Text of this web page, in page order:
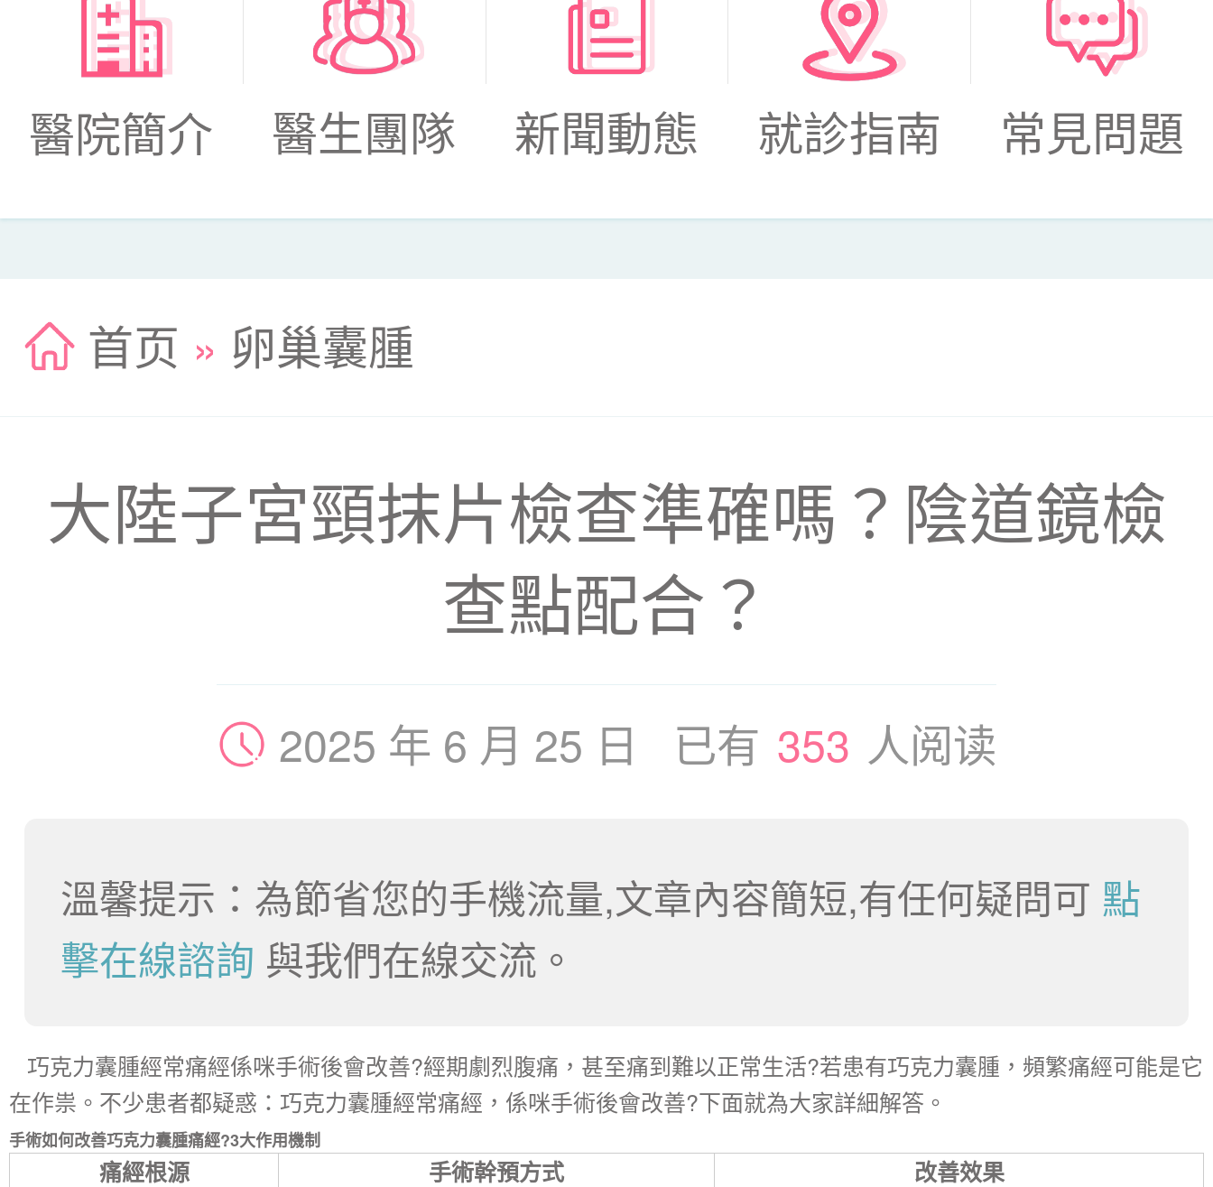
醫院簡介 醫生團隊 新聞動態 就診指南 常見問題
首页 » 卵巢囊腫
大陸子宮頸抹片檢查準確嗎？陰道鏡檢
查點配合？
2025 年 6 月 25 日 已有 353 人阅读
溫馨提示：為節省您的手機流量,文章內容簡短,有任何疑問可 點
擊在線諮詢 與我們在線交流。
巧克力囊腫經常痛經係咪手術後會改善?經期劇烈腹痛，甚至痛到難以正常生活?若患有巧克力囊腫，頻繁痛經可能是它
在作祟。不少患者都疑惑：巧克力囊腫經常痛經，係咪手術後會改善?下面就為大家詳細解答。
手術如何改善巧克力囊腫痛經?3大作用機制
痛經根源 手術幹預方式
改善效果